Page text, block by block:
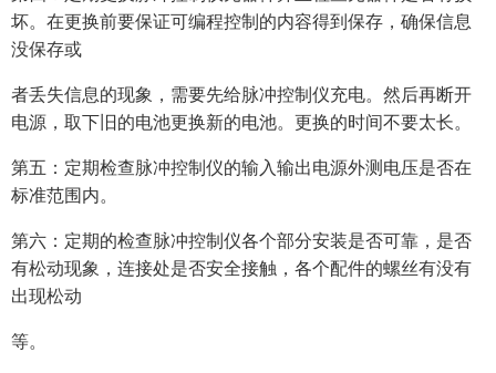
坏。在更换前要保证可编程控制的内容得到保存，确保信息
没保存或
者丢失信息的现象，需要先给脉冲控制仪充电。然后再断开
电源，取下旧的电池更换新的电池。更换的时间不要太长。
第五：定期检查脉冲控制仪的输入输出电源外测电压是否在
标准范围内。
第六：定期的检查脉冲控制仪各个部分安装是否可靠，是否
有松动现象，连接处是否安全接触，各个配件的螺丝有没有
出现松动
等。